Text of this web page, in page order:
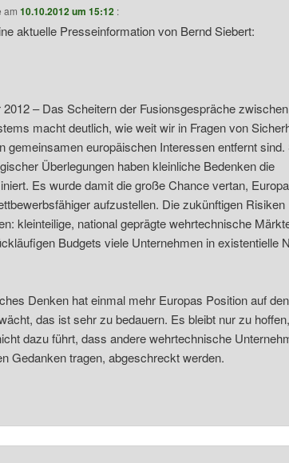
am10.10.2012 um 15:12 :
aktuelle Presseinformation von Bernd Siebert:
– Das Scheitern der Fusionsgespräche zwischen
macht deutlich, wie weit wir in Fragen von
gemeinsamen europäischen Interessen entfernt sind.
Überlegungen haben kleinliche Bedenken die
Es wurde damit die große Chance vertan,
aufzustellen. Die zukünftigen Risiken
kleinteilige, national geprägte wehrtechnische
Budgets viele Unternehmen in existentielle
Denken hat einmal mehr Europas Position auf den
das ist sehr zu bedauern. Es bleibt nur zu
dazu führt, dass andere wehrtechnische
Gedanken tragen, abgeschreckt werden.